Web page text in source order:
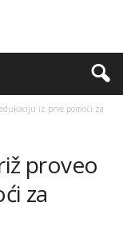
iz prve pomoći za
proveo
za